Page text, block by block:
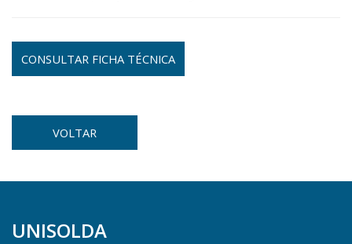
CONSULTAR FICHA TÉCNICA
VOLTAR
UNISOLDA